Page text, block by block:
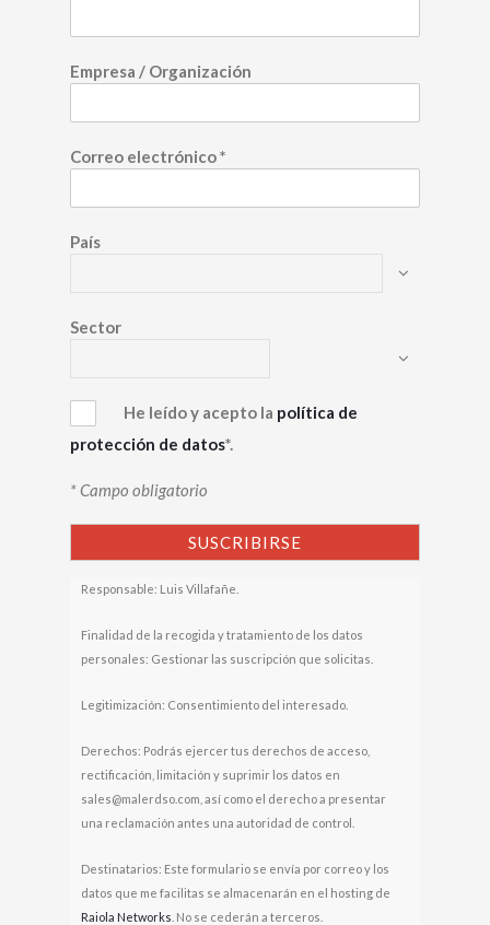
Empresa / Organización
Correo electrónico*
País
Sector
He leído y acepto la política de
protección de datos*.
* Campo obligatorio
Responsable: Luis Villafañe.
Finalidad de la recogida y tratamiento de los datos
personales: Gestionar las suscripción que solicitas.
Legitimización: Consentimiento del interesado.
Derechos: Podrás ejercer tus derechos de acceso,
rectificación, limitación y suprimir los datos en
sales@malerdso.com, así como el derecho a presentar
una reclamación antes una autoridad de control.
Destinatarios: Este formulario se envía por correo y los
datos que me facilitas se almacenarán en el hosting de
Raiola Networks . No se cederán a terceros.